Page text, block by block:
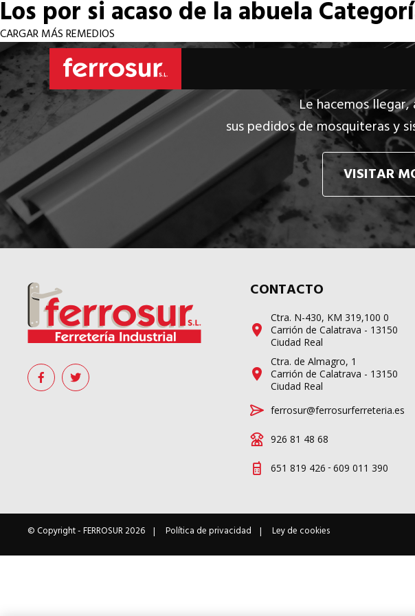
Los por si acaso de la abuela
CARGAR MÁS REMEDIOS
Le hacemos
sus pedidos de mosquiteras y
VISITAR
CONTACTO
Ctra. N-430, KM 319,100 0
Carrión de Calatrava - 13150
Ciudad Real
Ctra. de Almagro, 1
Carrión de Calatrava - 13150
Ciudad Real
ferrosur@ferrosurferreteria.es
926 81 48 68
651 819 426 - 609 011 390
© Copyright -FERROSUR2026 Política de privacidad Ley de cookies